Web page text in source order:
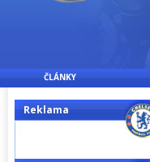
ČLÁNKY
Reklama